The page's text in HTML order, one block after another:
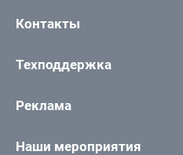
Контакты
Техподдержка
Реклама
Наши мероприятия